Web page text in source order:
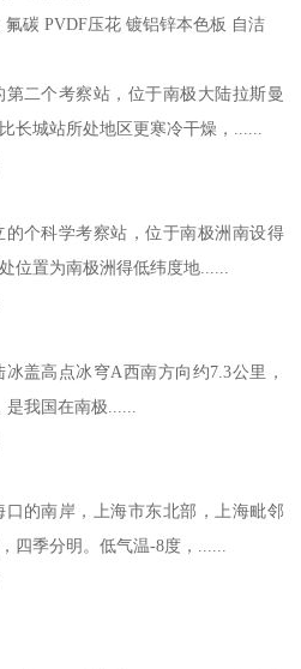
PVDF压花 镀铝锌本色板 自洁
二个考察站，位于南极大陆拉斯曼
长城站所处地区更寒冷干燥，......
个科学考察站，位于南极洲南设得
位置为南极洲得低纬度地......
盖高点冰穹A西南方向约7.3公里，
我国在南极......
口的南岸，上海市东北部，上海毗邻
四季分明。低气温-8度，......